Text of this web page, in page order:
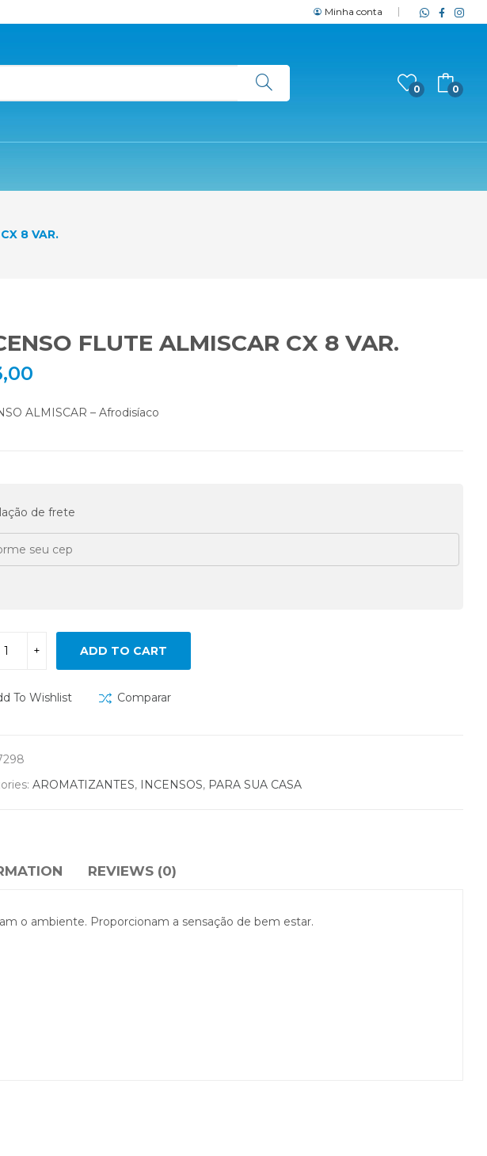
Minha conta
0 0
8 VAR.
FLUTE ALMISCAR CX 8 VAR.
ALMISCAR – Afrodisíaco
de frete
ADD TO CART
To Wishlist Comparar
AROMATIZANTES, INCENSOS, PARA SUA CASA
REVIEWS (0)
o ambiente. Proporcionam a sensação de bem estar.